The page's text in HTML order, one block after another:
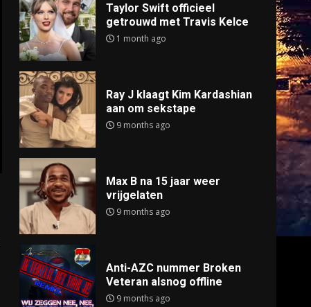
Taylor Swift officieel
getrouwd met Travis Kelce
1 month ago
Ray J klaagt Kim Kardashian
aan om sekstape
9 months ago
Max B na 15 jaar weer
vrijgelaten
9 months ago
Anti-AZC nummer Broken
Veteran alsnog offline
9 months ago